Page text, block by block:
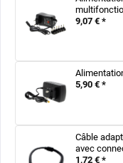
9,07 € *
5,90 € *
Câble
avec
1,72 € *